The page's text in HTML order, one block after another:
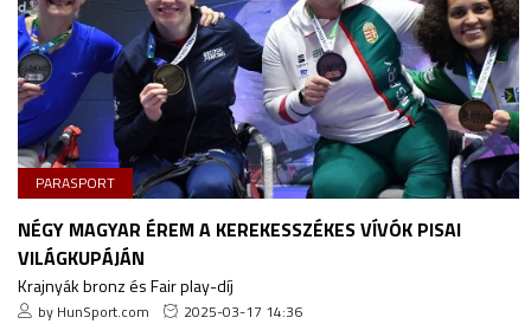
PARASPORT
NÉGY MAGYAR ÉREM A KEREKESSZÉKES VÍVÓK PISAI
VILÁGKUPÁJÁN
Krajnyák bronz és Fair play-díj
by HunSport.com 2025-03-17 14:36